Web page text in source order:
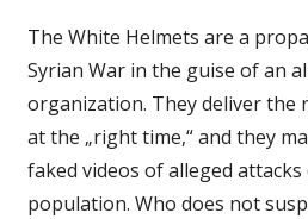
Medien
Politik
Wissenschaft
The White Helmets are a
Syrian War in the guise of an
organization. They deliver the
at the „right time,“ and they
faked videos of alleged
population. Who does not